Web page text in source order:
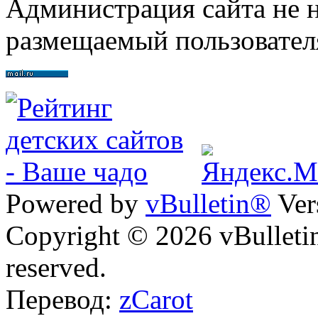
Администрация сайта не
размещаемый
Powered by vBulletin®
Copyright © 2026
reserved.
Перевод: zCarot